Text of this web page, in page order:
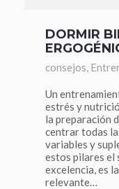
DORMIR
consejos,
Un
estrés y
la preparación
centrar todas
variables y
estos pilares el
excelencia, es
relevante…